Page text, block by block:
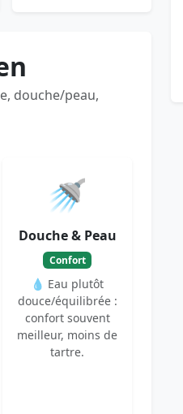
douche/peau,
🚿
Douche & Peau
Confort
💧 Eau plutôt
douce/équilibrée :
confort souvent
meilleur, moins de
tartre.